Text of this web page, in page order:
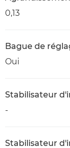
0,13
Bague de
Oui
Stabilisateur
-
Stabilisateur